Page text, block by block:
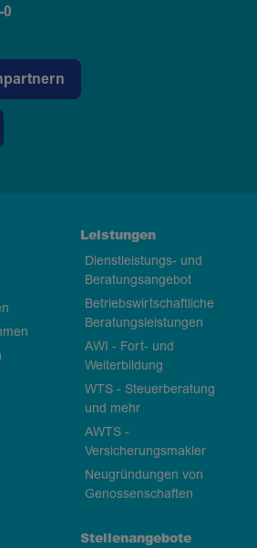
Leistungen
Dienstleistungs- und
Beratungsangebot
Betriebswirtschaftliche
Beratungsleistungen
AWI - Fort- und
Weiterbildung
WTS - Steuerberatung
und mehr
AWTS -
Versicherungsmakler
Neugründungen von
Genossenschaften
Stellenangebote